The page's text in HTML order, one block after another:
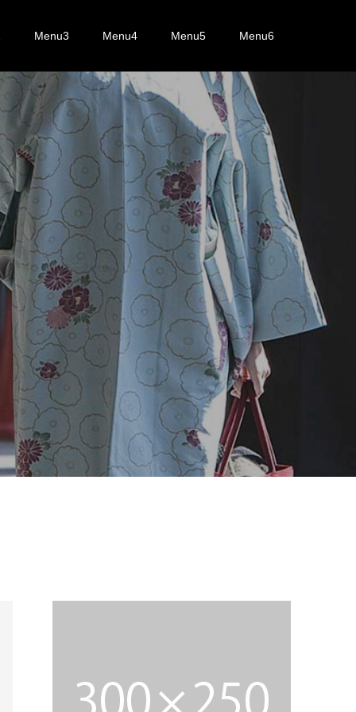
Menu3 Menu4 Menu5 Menu6